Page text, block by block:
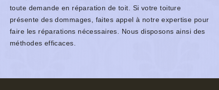
toute demande en réparation de toit. Si votre toiture
présente des dommages, faites appel à notre expertise pour
faire les réparations nécessaires. Nous disposons ainsi des
méthodes efficaces.